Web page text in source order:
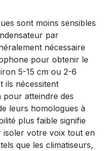
sont moins sensibles
par
nécessaire
pour obtenir le
5-15 cm ou 2-6
ils nécessitent
pour atteindre des
leurs homologues à
plus faible signifie
votre voix tout en
que les climatiseurs,